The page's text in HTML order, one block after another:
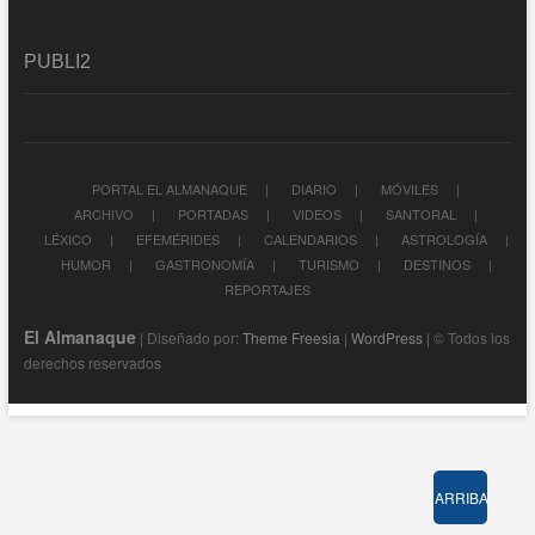
PUBLI2
PORTAL EL ALMANAQUE DIARIO
MÓVILES
ARCHIVO
PORTADAS VIDEOS
SANTORAL
LÉXICO
EFEMÉRIDES CALENDARIOS
ASTROLOGÍA
HUMOR
GASTRONOMÍA TURISMO
DESTINOS
REPORTAJES
El Almanaque| Diseñado por: Theme Freesia | WordPress| © Todos los
derechos reservados
ARRIBA